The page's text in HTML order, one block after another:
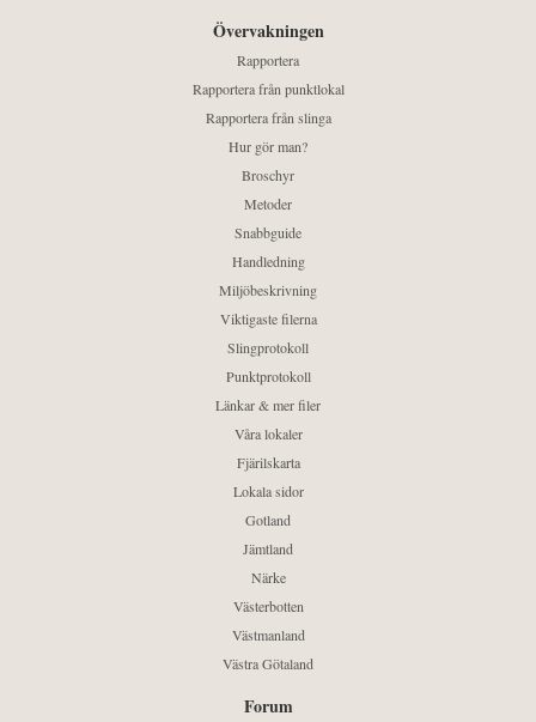
Övervakningen
Rapportera
Rapportera från punktlokal
Rapportera från slinga
Hur gör man?
Broschyr
Metoder
Snabbguide
Handledning
Miljöbeskrivning
Viktigaste filerna
Slingprotokoll
Punktprotokoll
Länkar & mer filer
Våra lokaler
Fjärilskarta
Lokala sidor
Gotland
Jämtland
Närke
Västerbotten
Västmanland
Västra Götaland
Forum